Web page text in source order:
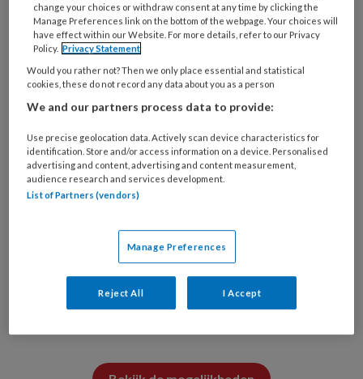
© Pixabay
PREMIUM
Wilt u dit artikel lezen?
change your choices or withdraw consent at any time by clicking the
Manage Preferences link on the bottom of the webpage. Your choices will
have effect within our Website. For more details, refer to our Privacy
Policy. Privacy Statement
Would you rather not? Then we only place essential and statistical
cookies, these do not record any data about you as a person
We and our partners process data to provide:
Use precise geolocation data. Actively scan device characteristics for
identification. Store and/or access information on a device. Personalised
advertising and content, advertising and content measurement,
audience research and services development.
List of Partners (vendors)
Manage Preferences
Reject All I Accept